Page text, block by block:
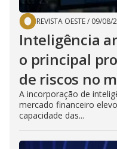
REVISTA OESTE/ 09/08/
Inteligência
o principal
de riscos no
A incorporação de
mercado financeiro
capacidade das...